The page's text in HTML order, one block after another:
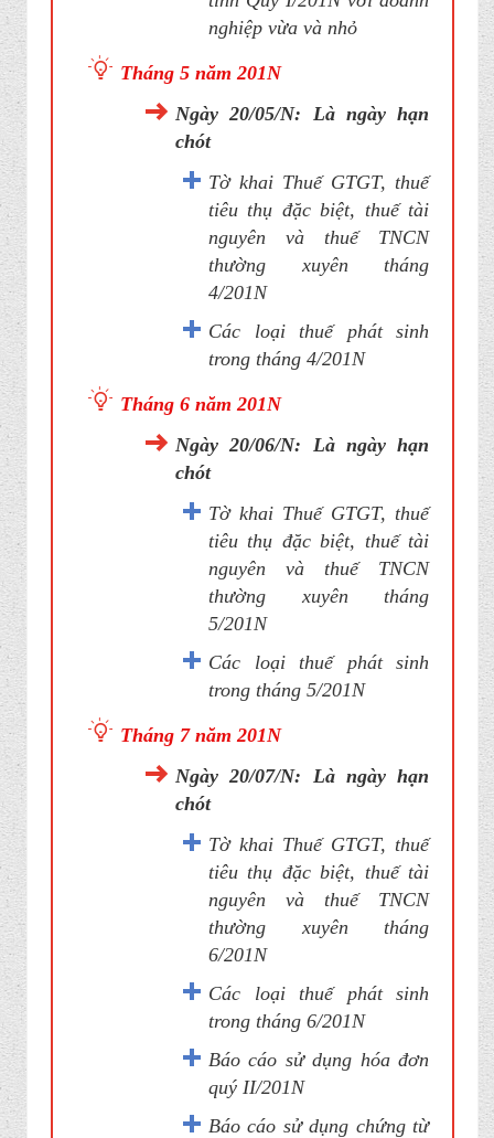
nghiệp vừa và nhỏ
Tháng 5 năm 201N
Ngày 20/05/N: Là ngày hạn
chót
Tờ khai Thuế GTGT, thuế
tiêu thụ đặc biệt, thuế tài
nguyên và thuế TNCN
thường xuyên tháng
4/201N
Các loại thuế phát sinh
trong tháng 4/201N
Tháng 6 năm 201N
Ngày 20/06/N: Là ngày hạn
chót
Tờ khai Thuế GTGT, thuế
tiêu thụ đặc biệt, thuế tài
nguyên và thuế TNCN
thường xuyên tháng
5/201N
Các loại thuế phát sinh
trong tháng 5/201N
Tháng 7 năm 201N
Ngày 20/07/N: Là ngày hạn
chót
Tờ khai Thuế GTGT, thuế
tiêu thụ đặc biệt, thuế tài
nguyên và thuế TNCN
thường xuyên tháng
6/201N
Các loại thuế phát sinh
trong tháng 6/201N
Báo cáo sử dụng hóa đơn
quý II/201N
Báo cáo sử dụng chứng từ